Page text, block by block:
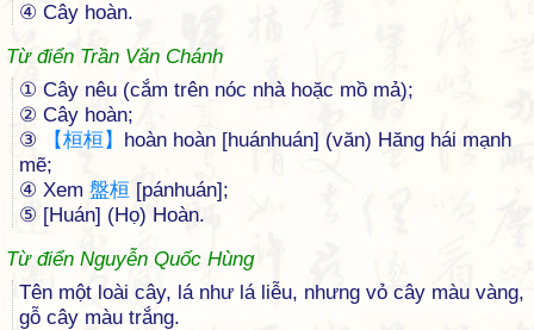
④ Cây hoàn.
Từ điển Trần Văn Chánh
① Cây nêu (cắm trên nóc nhà hoặc mồ mả);
② Cây hoàn;
③
【桓桓 】 hoàn hoàn [huánhuán] (văn) Hăng hái mạnh
mẽ;
④ Xem 盤桓 [pánhuán];
⑤ [Huán] (Họ) Hoàn.
Từ điển Nguyễn Quốc Hùng
Tên một loài cây, lá như lá liễu, nhưng vỏ cây màu vàng,
gỗ cây màu trắng.